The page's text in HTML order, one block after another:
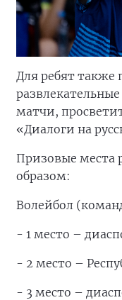
Для ребят также
матчи,
«Диалоги на
Призовые места
образом:
Волейбол
- 1 место –
- 2 место –
- 3 место –